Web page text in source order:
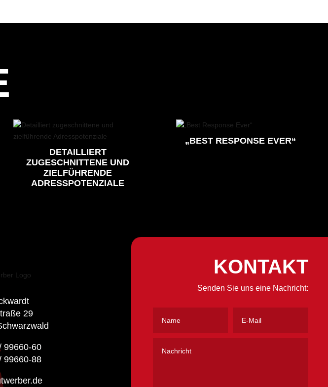
DETAILLIERT
ZUGESCHNITTENE UND
ZIELFÜHRENDE
ADRESSPOTENZIALE
„BEST RESPONSE EVER“
29
99660-60
99660-88
KONTAKT
Senden Sie uns eine Nachricht: